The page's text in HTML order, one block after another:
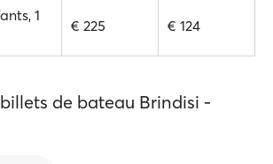
1
€ 225 € 124
billets de bateau Brindisi -